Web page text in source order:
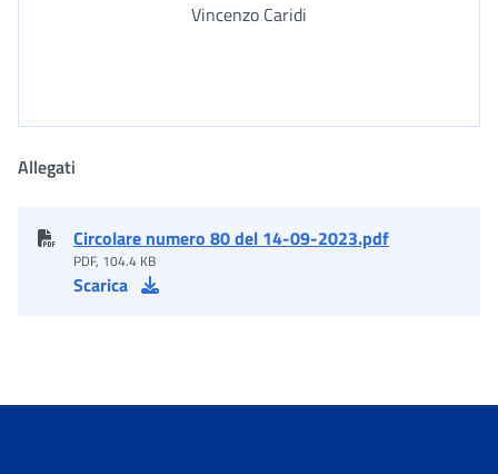
Vincenzo Caridi
Allegati
Circolare numero 80 del 14-09-2023.pdf
PDF, 104.4 KB
Scarica